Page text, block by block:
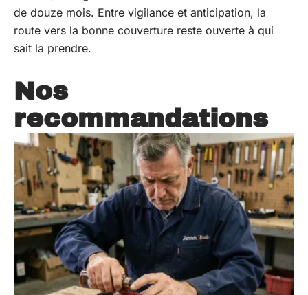
de douze mois. Entre vigilance et anticipation, la
route vers la bonne couverture reste ouverte à qui
sait la prendre.
Nos
recommandations